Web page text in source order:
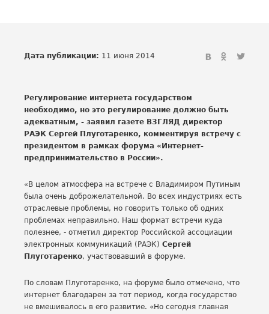
Дата публикации: 11 июня 2014
Регулирование интернета государством
необходимо, но это регулирование должно быть
адекватным, - заявил газете ВЗГЛЯД директор
РАЭК Сергей Плуготаренко, комментируя встречу с
президентом в рамках форума «Интернет-
предпринимательство в России».
«В целом атмосфера на встрече с Владимиром Путиным
была очень доброжелательной. Во всех индустриях есть
отраслевые проблемы, но говорить только об одних
проблемах неправильно. Наш формат встречи куда
полезнее, - отметил директор Российской ассоциации
электронных коммуникаций (РАЭК) Сергей
Плуготаренко, участвовавший в форуме.
По словам Плуготаренко, на форуме было отмечено, что
интернет благодарен за тот период, когда государство
не вмешивалось в его развитие. «Но сегодня главная